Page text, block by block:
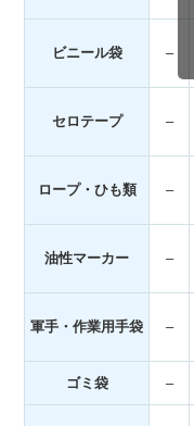
ビニール袋 –
セロテープ –
ロープ・ひも類 –
油性マーカー –
軍手・作業用手袋 –
ゴミ袋 –